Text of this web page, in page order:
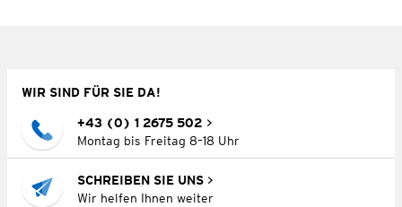
WIR SIND FÜR SIE DA!
+43 (0) 1 2675 502
Montag bis Freitag 8–18 Uhr
SCHREIBEN SIE UNS
Wir helfen Ihnen weiter